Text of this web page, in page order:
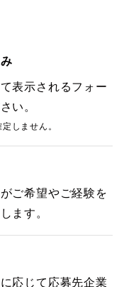
表示されるフォー
い。
しません。
ご希望やご経験を
ます。
応じて応募先企業